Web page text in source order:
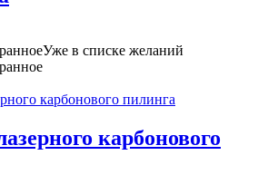
Уже в списке желаний
карбонового